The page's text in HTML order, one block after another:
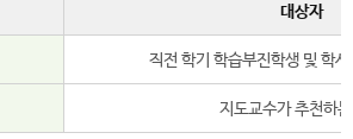
대상자
직전 학기 학습부진학생 및 학
지도교수가 추천하